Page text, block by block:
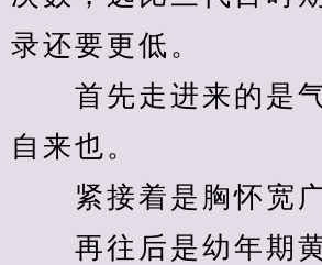
录还要更低。
首先走进来的是气
自来也。
紧接着是胸怀宽广
再往后是幼年期黄